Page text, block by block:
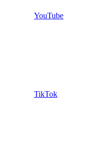
YouTube
TikTok